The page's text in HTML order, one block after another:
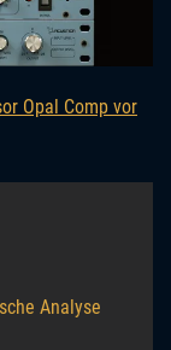
Opal Comp vor
Analyse